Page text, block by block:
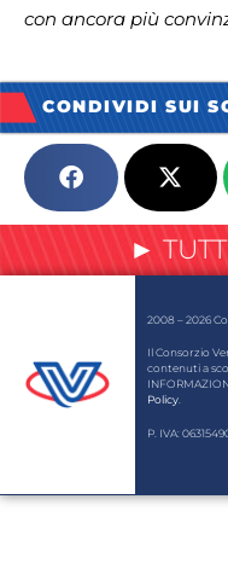
con ancora più
CONDIVIDI SUI
►
2008 – 2026
Il Consorzio
contenuti a
Policy
P. IVA: